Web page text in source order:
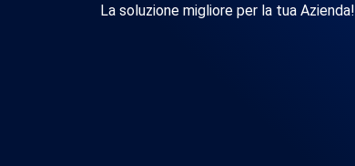
La soluzione migliore per la tua Azienda!